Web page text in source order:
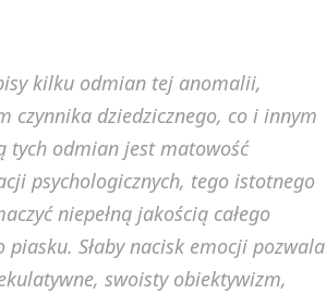
kilku odmian tej anomalii,
czynnika dziedzicznego, co i innym
tych odmian jest matowość
psychologicznych, tego istotnego
niepełną jakością całego
Słaby nacisk emocji pozwala
swoisty obiektywizm,